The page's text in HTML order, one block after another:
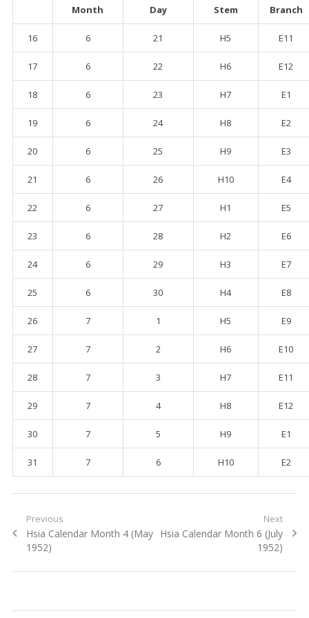
Month
Day
Stem
Branch
16 6 21 H5 E11
17 6 22 H6 E12
18 6 23 H7 E1
19 6 24 H8 E2
20 6 25 H9 E3
21 6 26 H10 E4
22 6 27 H1 E5
23 6 28 H2 E6
24 6 29 H3 E7
25 6 30 H4 E8
26 7 1 H5 E9
27 7 2 H6 E10
28 7 3 H7 E11
29 7 4 H8 E12
30 7 5 H9 E1
31 7 6 H10 E2
Post navigation
Previous
Previous post:
Hsia Calendar Month 4 (May
1952)
Next
Next post:
Hsia Calendar Month 6 (July
1952)